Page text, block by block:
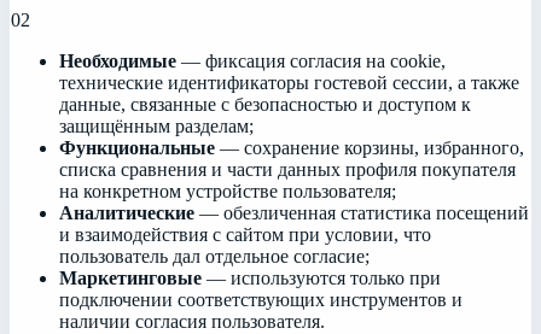
02
Необходимые — фиксация согласия на cookie,
технические идентификаторы гостевой сессии, а также
данные, связанные с безопасностью и доступом к
защищённым разделам;
Функциональные — сохранение корзины, избранного,
списка сравнения и части данных профиля покупателя
на конкретном устройстве пользователя;
Аналитические — обезличенная статистика посещений
и взаимодействия с сайтом при условии, что
пользователь дал отдельное согласие;
Маркетинговые — используются только при
подключении соответствующих инструментов и
наличии согласия пользователя.